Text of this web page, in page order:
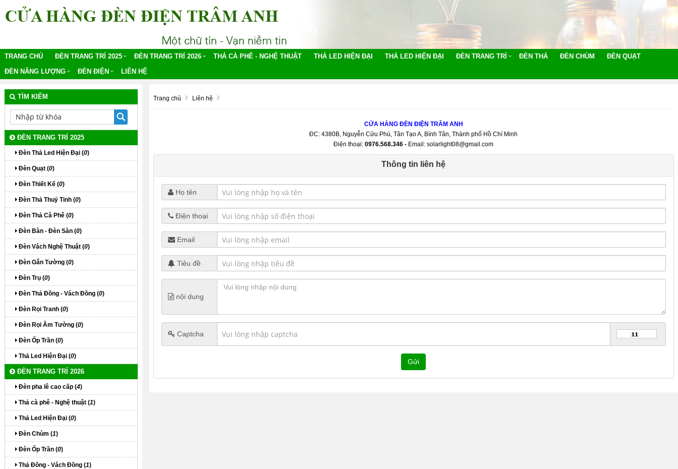
TRANG CHỦ ĐÈN TRANG TRÍ 2025 ĐÈN TRANG TRÍ 2026 THẢ CÀ PHÊ - NGHỆ THUẬT THẢ LED HIỆN ĐẠI THẢ LED HIỆN ĐẠI ĐÈN TRANG TRÍ ĐÈN THẢ ĐÈN CHÙM
ĐÈN QUẠT
ĐÈN NĂNG LƯỢNG
ĐÈN ĐIỆN LIÊN HỆ
Trang chủ Liên hệ
CỬA HÀNG ĐÈN ĐIỆN TRÂM ANH
ĐC: 4380B, Nguyễn Cửu Phú, Tân Tạo A, Bình Tân, Thành phố Hồ Chí Minh
Điện thoại:0976.568.346 - Email: solarlight08@gmail.com
Thông tin liên hệ
Họ tên
Điện thoại
Email
Tiêu đề
nội dung
Captcha
TÌM KIẾM
ĐÈN TRANG TRÍ 2025
Đèn Thả Led Hiện Đại (0)
Đèn Quạt (0)
Đèn Thiết Kế (0)
Đèn Thả Thuỷ Tinh (0)
Đèn Thả Cà Phê (0)
Đèn Bàn - Đèn Sàn (0)
Đèn Vách Nghệ Thuật (0)
Đèn Gắn Tường (0)
Đèn Trụ (0)
Đèn Thả Đồng - Vách Đồng (0)
Đèn Rọi Tranh (0)
Đèn Rọi Âm Tường (0)
Đèn Ốp Trần (0)
Thả Led Hiện Đại (0)
ĐÈN TRANG TRÍ 2026
Đèn pha lê cao cấp (4)
Thả cà phê - Nghệ thuật (1)
Thả Led Hiện Đại (0)
Đèn Chùm (1)
Đèn Ốp Trần (0)
Thả Đồng - Vách Đồng (1)